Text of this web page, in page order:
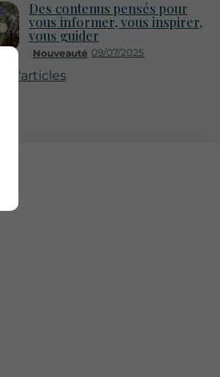
Nouveauté 09/07/2025
Des contenus pensés pour
vous informer, vous inspirer,
vous guider
d'articles